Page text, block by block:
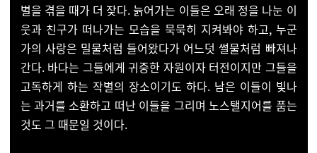
별을 겪을 때가 더 잦다. 늙어가는 이들은 오래 정을 나눈 이
웃과 친구가 떠나가는 모습을 묵묵히 지켜봐야 하고, 누군
가의 사랑은 밀물처럼 들어왔다가 어느덧 썰물처럼 빠져나
간다. 바다는 그들에게 귀중한 자원이자 터전이지만 그들을
고독하게 하는 작별의 장소이기도 하다. 남은 이들이 빛나
는 과거를 소환하고 떠난 이들을 그리며 노스탤지어를 품는
것도 그 때문일 것이다.